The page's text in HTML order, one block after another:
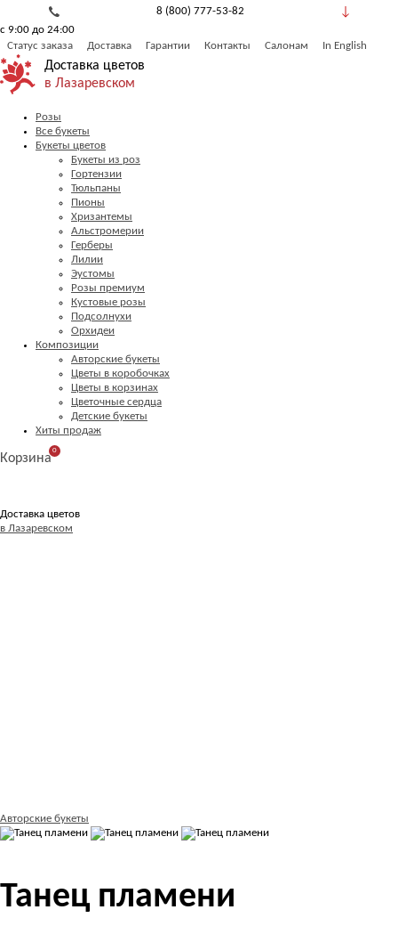
8 (800) 777-53-82
с 9:00 до 24:00
Статус заказа
Доставка Гарантии Контакты Салонам In English
Доставка цветов
в Лазаревском
Розы
Все букеты
Букеты цветов
Букеты из роз
Гортензии
Тюльпаны
Пионы
Хризантемы
Альстромерии
Герберы
Лилии
Эустомы
Розы премиум
Кустовые розы
Подсолнухи
Орхидеи
Композиции
Авторские букеты
Цветы в коробочках
Цветы в корзинах
Цветочные сердца
Детские букеты
Хиты продаж
Корзина
0
Доставка цветов
в Лазаревском
Авторские букеты
Танец пламени